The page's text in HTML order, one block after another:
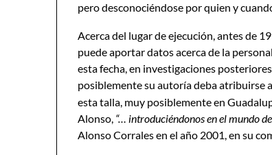
pero desconociéndose por quien y
Acerca del lugar de ejecución, antes de
puede aportar datos acerca de la
esta fecha, en investigaciones
posiblemente su autoría deba atribuirse
esta talla, muy posiblemente en
Alonso, “… introduciéndonos en el mundo
Alonso Corrales en el año 2001, en su